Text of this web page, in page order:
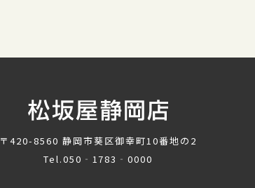
〒420-8560静岡市葵区御幸町10番地の2
Tel.050‐1783‐0000